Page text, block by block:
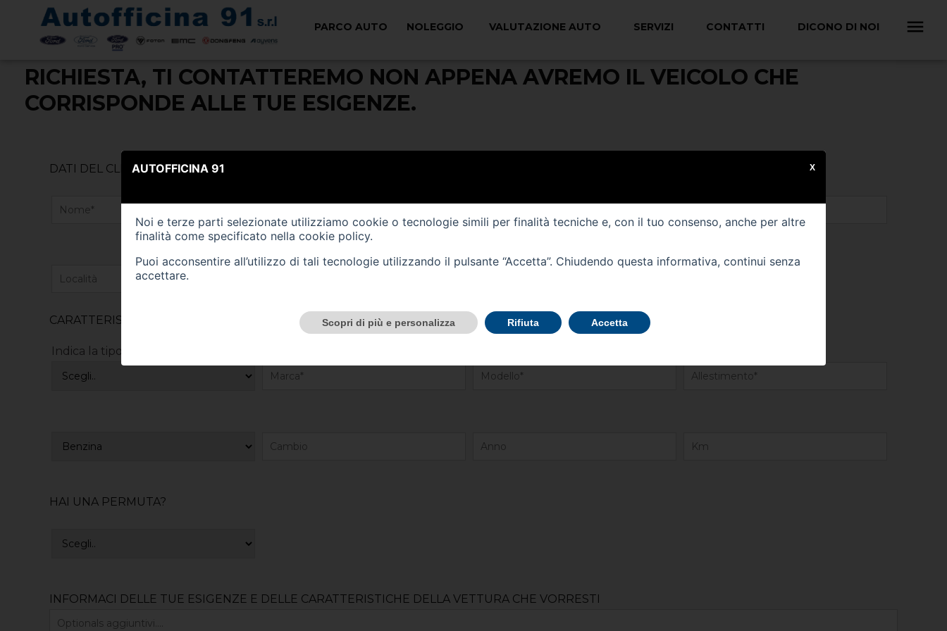
PARCO AUTO NOLEGGIO VALUTAZIONE AUTO SERVIZI CONTATTI DICONO DI NOI
NON HAI TROVATO IL VEICOLO CHE STAVI CERCANDO? INVIACI LA TUA
RICHIESTA, TI CONTATTEREMO NON APPENA AVREMO IL VEICOLO CHE
CORRISPONDE ALLE TUE ESIGENZE.
DATI DEL CLIENTE
CARATTERISTICHE DEL VEICOLO RICERCATO
Indica la tipologia di veicolo
HAI UNA PERMUTA?
INFORMACI DELLE TUE ESIGENZE E DELLE CARATTERISTICHE DELLA VETTURA CHE VORRESTI
AUTOFFICINA 91
Noi e terze parti selezionate utilizziamo cookie o tecnologie simili per finalità tecniche e, con il tuo consenso, anche per altre
finalità come specificato nella cookie policy.
Puoi acconsentire all’utilizzo di tali tecnologie utilizzando il pulsante “Accetta”. Chiudendo questa informativa, continui senza
accettare.
Scopri di più e personalizza Rifiuta Accetta
X